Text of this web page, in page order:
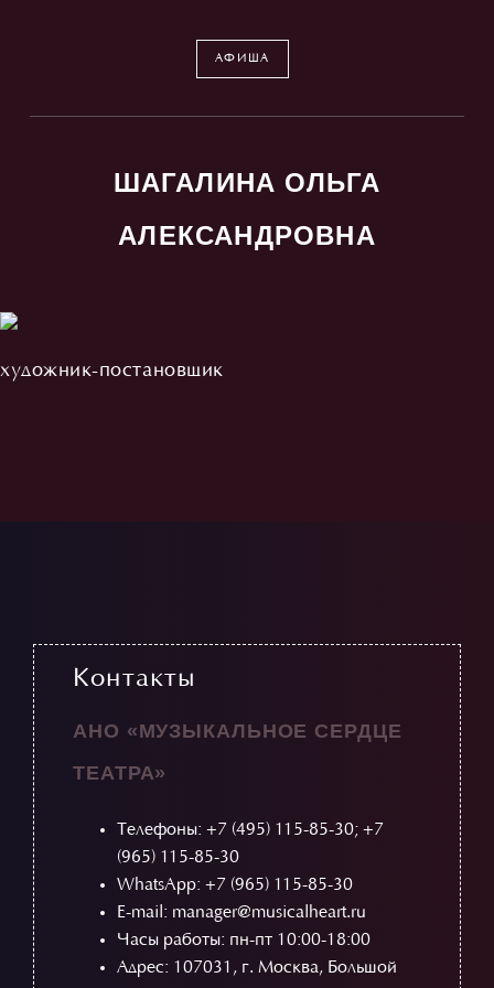
АФИША
ШАГАЛИНА ОЛЬГА
АЛЕКСАНДРОВНА
художник-постановщик
Контакты
АНО «МУЗЫКАЛЬНОЕ СЕРДЦЕ
ТЕАТРА»
Телефоны: +7 (495) 115-85-30; +7
(965) 115-85-30
WhatsApp: +7 (965) 115-85-30
E-mail: manager@musicalheart.ru
Часы работы: пн-пт 10:00-18:00
Адрес: 107031, г. Москва, Большой